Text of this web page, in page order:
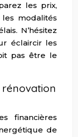
les prix,
modalités
N’hésitez
éclaircir les
pas être le
financières
de